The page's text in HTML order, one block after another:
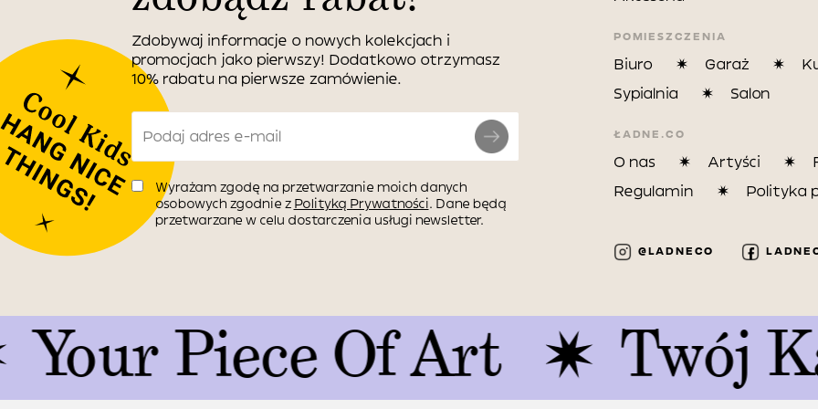
Zdobywaj informacje o nowych kolekcjach i
promocjach jako pierwszy! Dodatkowo otrzymasz
10% rabatu na pierwsze zamówienie.
Wyrażam zgodę na przetwarzanie moich danych
osobowych zgodnie z Polityką Prywatności. Dane będą
przetwarzane w celu dostarczenia usługi newsletter.
POMIESZCZENIA
Biuro Garaż
Sypialnia
Salon
ŁADNE.CO
O nas Artyści
Regulamin
Polityka
@LADNECO
Piece Of Art Twój